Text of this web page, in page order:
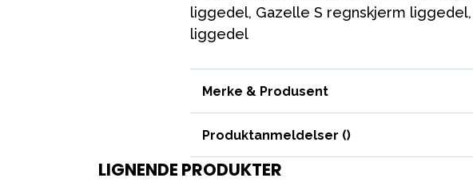
liggedel, Gazelle S regnskjerm
liggedel
Merke & Produsent
Produktanmeldelser ()
LIGNENDE PRODUKTER